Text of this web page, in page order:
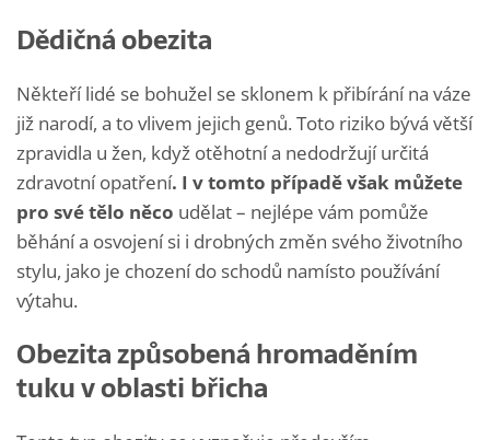
Dědičná obezita
Někteří lidé se bohužel se sklonem k přibírání na váze
již narodí, a to vlivem jejich genů. Toto riziko bývá větší
zpravidla u žen, když otěhotní a nedodržují určitá
zdravotní opatření. I v tomto případě však můžete
pro své tělo něco udělat – nejlépe vám pomůže
běhání a osvojení si i drobných změn svého životního
stylu, jako je chození do schodů namísto používání
výtahu.
Obezita způsobená hromaděním
tuku v oblasti břicha